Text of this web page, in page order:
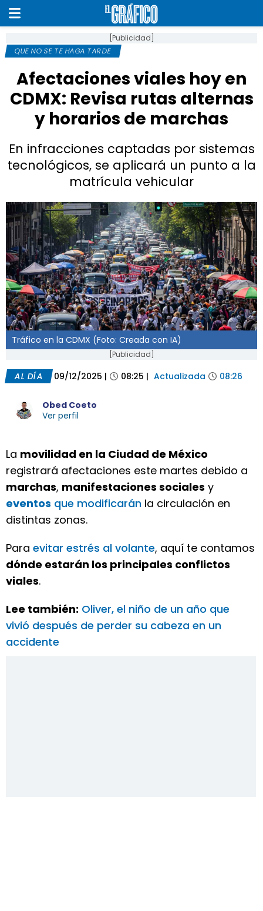
[Publicidad]
QUE NO SE TE HAGA TARDE
Afectaciones viales hoy en
CDMX: Revisa rutas alternas
y horarios de marchas
En infracciones captadas por sistemas
tecnológicos, se aplicará un punto a la
matrícula vehicular
Tráfico en la CDMX (Foto: Creada con IA)
[Publicidad]
AL DÍA 09/12/2025 | 08:25 | Actualizada 08:26
Obed Coeto
Ver perfil
La movilidad en la Ciudad de México
registrará afectaciones este martes debido a
marchas, manifestaciones sociales y
eventos que modificarán la circulación en
distintas zonas.
Para evitar estrés al volante, aquí te contamos
dónde estarán los principales conflictos
viales.
Lee también: Oliver, el niño de un año que
vivió después de perder su cabeza en un
accidente